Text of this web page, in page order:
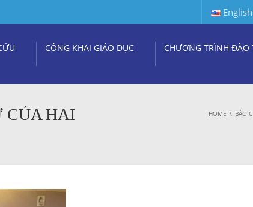
English
CÔNG KHAI GIÁO DỤC CHƯƠNG TRÌNH ĐÀO
CỦA HAI
HOME BÁO